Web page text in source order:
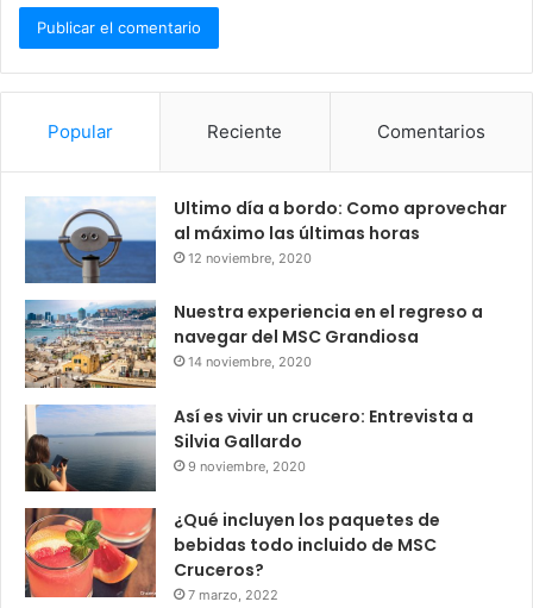
Popular Reciente Comentarios
Ultimo día a bordo: Como aprovechar
al máximo las últimas horas
12 noviembre, 2020
Nuestra experiencia en el regreso a
navegar del MSC Grandiosa
14 noviembre, 2020
Así es vivir un crucero: Entrevista a
Silvia Gallardo
9 noviembre, 2020
¿Qué incluyen los paquetes de
bebidas todo incluido de MSC
Cruceros?
7 marzo, 2022